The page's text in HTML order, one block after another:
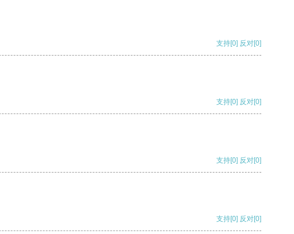
支持[0] 反对[0]
支持[0] 反对[0]
支持[0] 反对[0]
支持[0] 反对[0]